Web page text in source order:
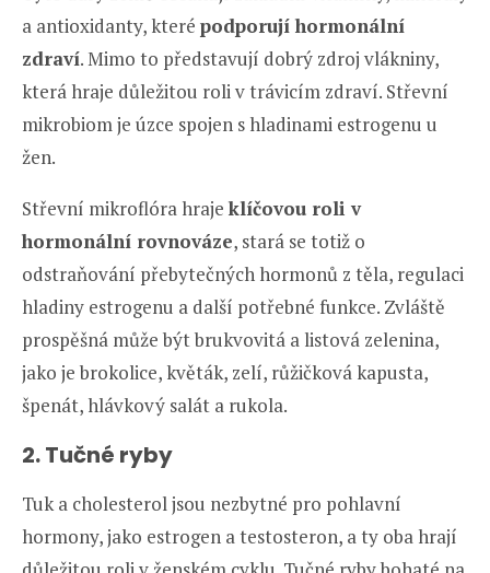
a antioxidanty, které podporují hormonální
zdraví. Mimo to představují dobrý zdroj vlákniny,
která hraje důležitou roli v trávicím zdraví. Střevní
mikrobiom je úzce spojen s hladinami estrogenu u
žen.
Střevní mikroflóra hraje klíčovou roli v
hormonální rovnováze, stará se totiž o
odstraňování přebytečných hormonů z těla, regulaci
hladiny estrogenu a další potřebné funkce. Zvláště
prospěšná může být brukvovitá a listová zelenina,
jako je brokolice, květák, zelí, růžičková kapusta,
špenát, hlávkový salát a rukola.
2. Tučné ryby
Tuk a cholesterol jsou nezbytné pro pohlavní
hormony, jako estrogen a testosteron, a ty oba hrají